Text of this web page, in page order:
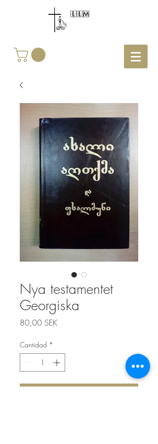
Nya testamentet
Georgiska
80,00 SEKPrecio
Cantidad *